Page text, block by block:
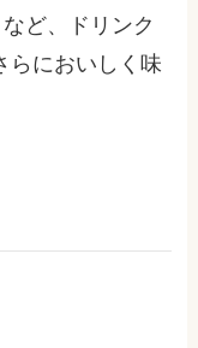
ど、ドリンク
らにおいしく味